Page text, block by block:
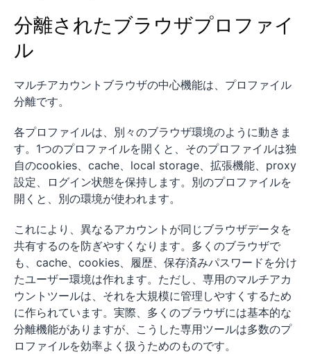
分離されたブラウザプロファイ
ル
マルチアカウントブラウザの中心機能は、プロファイル
分離です。
各プロファイルは、別々のブラウザ環境のように動きま
す。1つのプロファイルを開くと、そのプロファイルは独
自のcookies、cache、local storage、拡張機能、proxy
設定、ログイン状態を保持します。別のプロファイルを
開くと、別の環境が使われます。
これにより、異なるアカウントが同じブラウザデータを
共有するのを防ぎやすくなります。多くのブラウザで
も、cache、cookies、履歴、保存済みパスワードを分け
たユーザー環境は作れます。ただし、専用のマルチアカ
ウントツールは、それを大規模に管理しやすくするため
に作られています。実際、多くのブラウザには基本的な
分離機能がありますが、こうした専用ツールは多数のプ
ロファイルを効率よく扱うためのものです。